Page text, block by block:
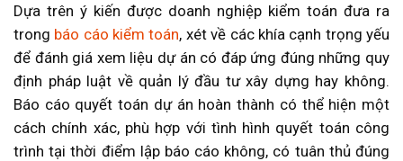
Dựa trên ý kiến được doanh nghiệp kiểm toán đưa ra
trong báo cáo kiểm toán, xét về các khía cạnh trọng yếu
để đánh giá xem liệu dự án có đáp ứng đúng những quy
định pháp luật về quản lý đầu tư xây dựng hay không.
Báo cáo quyết toán dự án hoàn thành có thể hiện một
cách chính xác, phù hợp với tình hình quyết toán công
trình tại thời điểm lập báo cáo không, có tuân thủ đúng